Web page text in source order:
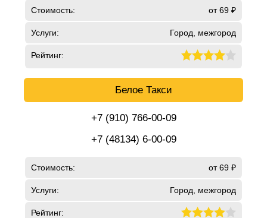
Стоимость: от 69 ₽
Услуги: Город, межгород
Рейтинг:
Белое Такси
+7 (910) 766-00-09
+7 (48134) 6-00-09
Стоимость: от 69 ₽
Услуги: Город, межгород
Рейтинг: